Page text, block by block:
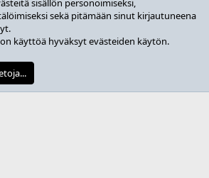
® © 2010-2025 XenForo Ltd.
sisällön personoimiseksi,
sekä pitämään sinut kirjautuneena
käyttöä hyväksyt evästeiden käytön.